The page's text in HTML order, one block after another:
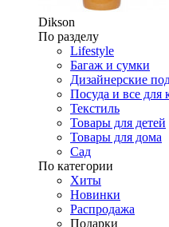
Dikson
По разделу
Lifestyle
Багаж и сумки
Дизайнерские
Посуда и все для
Текстиль
Товары для детей
Товары для дома
Сад
По категории
Хиты
Новинки
Распродажа
Подарки